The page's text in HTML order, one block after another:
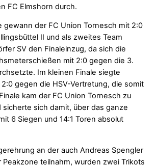
FC Elmshorn durch.
gewann der FC Union Tornesch mit 2:0
II und als zweites Team
SV den Finaleinzug, da sich die
mit 2:0 gegen die 3.
Im kleinen Finale siegte
gegen die HSV-Vertretung, die somit
kam der FC Union Tornesch zu
sich damit, über das ganze
6 Siegen und 14:1 Toren absolut
an der auch Andreas Spengler
Peakzone teilnahm, wurden zwei Trikots